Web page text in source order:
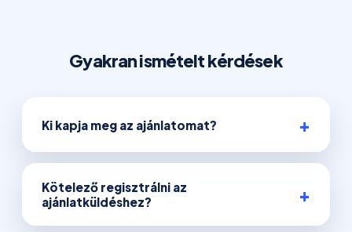
Gyakran ismételt kérdések
Ki kapja meg az ajánlatomat?
Kötelező regisztrálni az
ajánlatküldéshez?